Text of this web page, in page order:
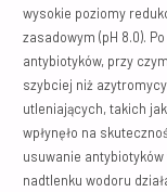
wysokie poziomy
zasadowym (pH 8.0).
antybiotyków, przy
szybciej niż
utleniających, takich
wpłynęło na
usuwanie
nadtlenku wodoru